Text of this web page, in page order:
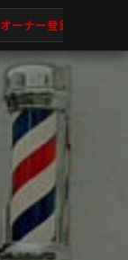
オーナー登録